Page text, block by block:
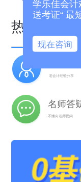
热门专区
老会计经验分享
名师答
不懂向老师提问
学乐佳会计
送考证“ 最
现在咨询